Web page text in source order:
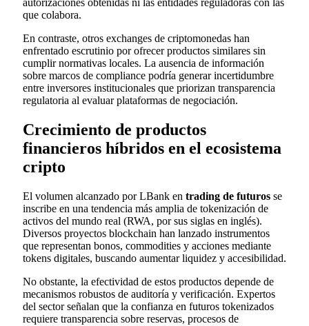
autorizaciones obtenidas ni las entidades reguladoras con las
que colabora.
En contraste, otros exchanges de criptomonedas han
enfrentado escrutinio por ofrecer productos similares sin
cumplir normativas locales. La ausencia de información
sobre marcos de compliance podría generar incertidumbre
entre inversores institucionales que priorizan transparencia
regulatoria al evaluar plataformas de negociación.
Crecimiento de productos
financieros híbridos en el ecosistema
cripto
El volumen alcanzado por LBank en trading de futuros se
inscribe en una tendencia más amplia de tokenización de
activos del mundo real (RWA, por sus siglas en inglés).
Diversos proyectos blockchain han lanzado instrumentos
que representan bonos, commodities y acciones mediante
tokens digitales, buscando aumentar liquidez y accesibilidad.
No obstante, la efectividad de estos productos depende de
mecanismos robustos de auditoría y verificación. Expertos
del sector señalan que la confianza en futuros tokenizados
requiere transparencia sobre reservas, procesos de